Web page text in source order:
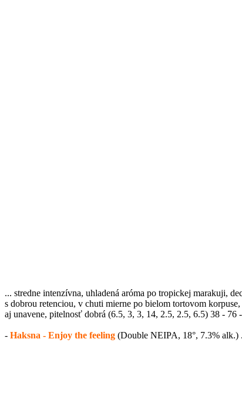
... stredne intenzívna, uhladená aróma po tropickej marakuji,
s dobrou retenciou, v chuti mierne po bielom tortovom
aj unavene, pitelnosť dobrá (6.5, 3, 3, 14, 2.5, 2.5, 6.5) 38 - 76 -
- Haksna - Enjoy the feeling (Double NEIPA, 18°, 7.3% alk.)